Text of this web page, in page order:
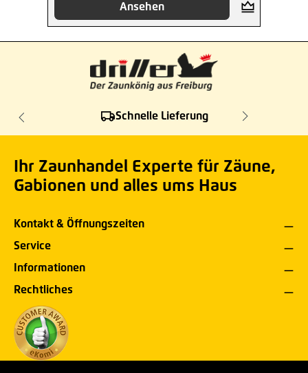
Ansehen
Schnelle Lieferung
Ihr Zaunhandel Experte für Zäune,
Gabionen und alles ums Haus
Kontakt & Öffnungszeiten
Service
Informationen
Rechtliches